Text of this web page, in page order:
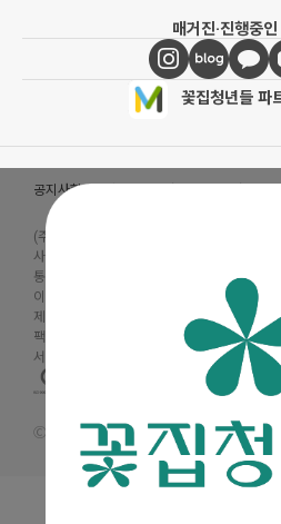
매거진·진행중
꽃집청년들 파
공지사항·꽃집청년들 소개
(주)청년들
사업자등록번호 : 105-88-00491
통신판매신고번호 : 2019-서울금천-0909
이메일 :
제휴 및 제안 :
partners@mencoz.com
팩스 : 02-6442-0106
서울시 금천구 디지털로 121, 에이스가산타
Ⓒ 꽃집청년들 All rights reserved.